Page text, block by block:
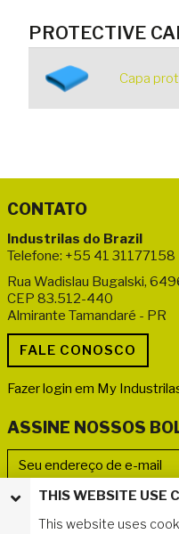
PROTECTIVE
Capa
CONTATO
Industrilas do Brazil
Telefone: +55 41 31177158
Rua Wadislau Bugalski,
CEP 83.512-440
Almirante Tamandaré - PR
Fazer login em My
ASSINE NOSSOS
SIGA-NOS
THIS WEBSITE USE
This website uses